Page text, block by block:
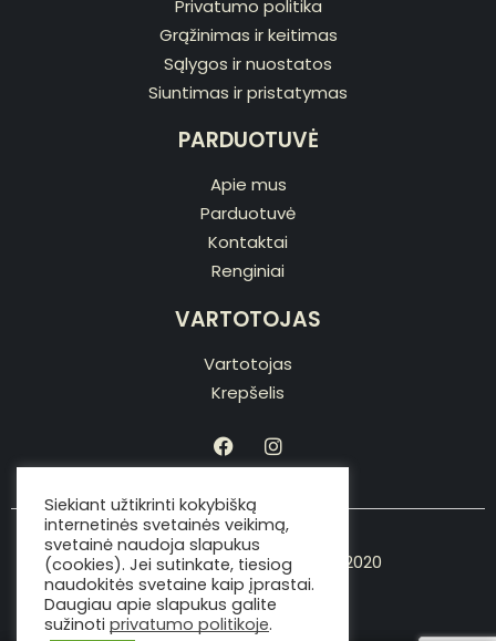
Privatumo politika
Grąžinimas ir keitimas
Sąlygos ir nuostatos
Siuntimas ir pristatymas
PARDUOTUVĖ
Apie mus
Parduotuvė
Kontaktai
Renginiai
VARTOTOJAS
Vartotojas
Krepšelis
Copyright © Viking the chef 2020
Siekiant užtikrinti kokybišką
internetinės svetainės veikimą,
svetainė naudoja slapukus
(cookies). Jei sutinkate, tiesiog
naudokitės svetaine kaip įprastai.
Daugiau apie slapukus galite
sužinoti privatumo politikoje.